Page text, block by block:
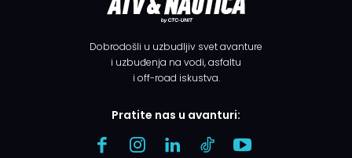
Dobrodošli u uzbudljiv svet avanture
i uzbuđenja na vodi, asfaltu
i off-road iskustva.
Pratite nas u avanturi: